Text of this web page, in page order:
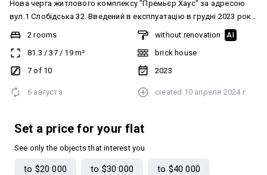
Нова черга житлового комплексу "Премьєр Хаус" за адресою
вул.1 Слобідська 32. Введений в експлуатацію в грудні 2023 року.
Дуже зручне розташування: поряд супермаркет Сільпо, різні
садочки, школи, ТЦ "City Center", аптеки, лікарні, ринок і тд. Центр
міста. Будинок цегляний, утеплений. Багато місць для паркування,
закритий двір з дитячим майданчиком. Автономне опалення.
майновим правам, 0 податків. Є варіанти на різних поверхах.
2 rooms
81.3 /37/ 19m²
7 of 10
without renovation AI
brick house
2023
6 августа created 10 апреля 2024 г.
Set a price for your flat
See only the objects that interest you
to $20 000 to $30 000 to $40 000